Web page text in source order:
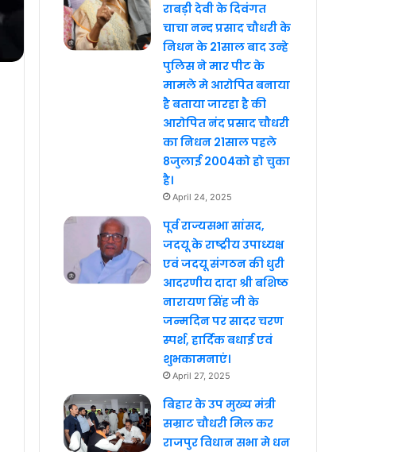
राबड़ी देवी के दिवंगत
चाचा नन्द प्रसाद चौधरी के
निधन के 21साल बाद उन्हे
पुलिस ने मार पीट के
मामले मे आरोपित बनाया
है बताया जारहा है की
आरोपित नंद प्रसाद चौधरी
का निधन 21साल पहले
8जुलाई 2004को हो चुका
है।
April 24, 2025
पूर्व राज्यसभा सांसद,
जदयू के राष्ट्रीय उपाध्यक्ष
एवं जदयू संगठन की धुरी
आदरणीय दादा श्री बशिष्ठ
नारायण सिंह जी के
जन्मदिन पर सादर चरण
स्पर्श, हार्दिक बधाई एवं
शुभकामनाएं।
April 27, 2025
बिहार के उप मुख्य मंत्री
सम्राट चौधरी मिल कर
राजपुर विधान सभा मे धन